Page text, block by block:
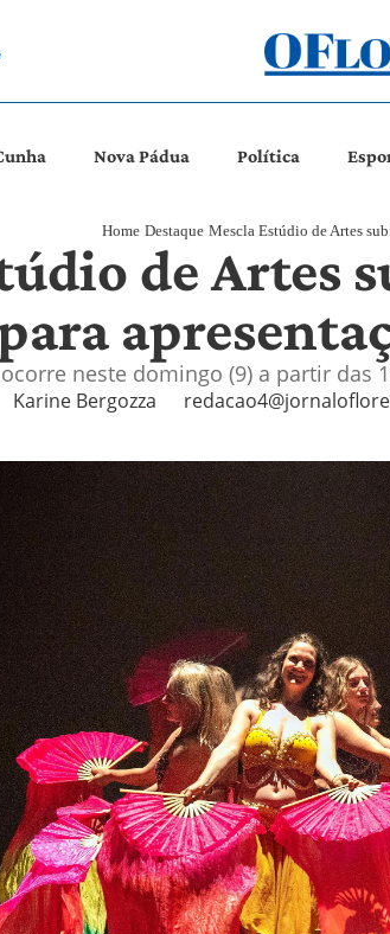
Nova Pádua Política
Home Destaque Mescla Estúdio de Artes
de Artes
neste domingo (9) a partir das
Karine Bergozza